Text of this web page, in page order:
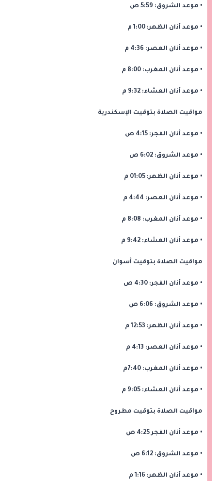
• موعد الشروق: 5:59 ص
• موعد أذان ‎الظهر: 1:00 م
• ‎موعد أذان العصر: 4:36 م
• موعد أذان ‎المغرب: 8:00 م
• موعد أذان ‎العشاء: 9:32 م
مواقيت الصلاة بتوقيت الإسكندرية
• موعد أذان الفجر: 4:15 ص
• موعد الشروق: 6:02 ص
• ‎موعد أذان الظهر: 01:05 م
• موعد أذان ‎العصر: 4:44 م
• ‎موعد أذان المغرب: 8:08 م
• ‎موعد أذان العشاء: 9:42 م
مواقيت الصلاة بتوقيت أسوان
• موعد أذان الفجر: 4:30 ص
• موعد الشروق: 6:06 ص
• موعد أذان ‎الظهر: 12:53 م
• ‎موعد أذان العصر: 4:13 م
• موعد أذان ‎المغرب: 7:40م
• موعد أذان العشاء: 9:05 م
مواقيت الصلاة بتوقيت مطروح
• موعد أذان الفجر 4:25 ص
• موعد الشروق: 6:12 ص
• ‎موعد أذان الظهر: 1:16 م